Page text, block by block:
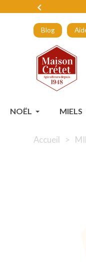

Blog
NOËL MIELS
Accueil